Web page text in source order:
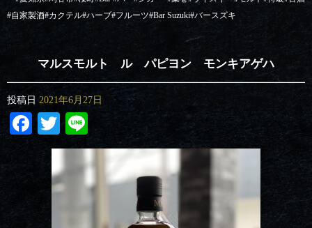
#自家製酒#カクテル#ハーブ#フルーツ#Bar Suzuki#バースズキ
マルスモルト ル パピヨン モンキアゲハ
投稿日 2021年6月27日
Facebook
Twitter
Line